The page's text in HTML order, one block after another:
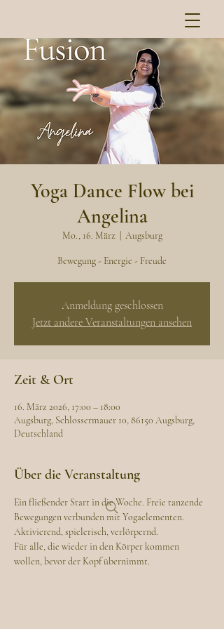
Yoga Dance Flow bei
Angelina
Mo., 16. März Augsburg
Bewegung - Energie - Freude
Anmeldung geschlossen
Jetzt andere Veranstaltungen ansehen
Zeit & Ort
16. März 2026, 17:00 – 18:00
Augsburg, Schlossermauer 10, 86150 Augsburg,
Deutschland
Über die Veranstaltung
Ein fließender Start in die Woche. Freie tanzende
Bewegungen verbunden mit Yogaelementen.
Aktivierend, spielerisch, verlörpernd.
Für alle, die wieder in den Körper kommen
wollen, bevor der Kopf übernimmt.